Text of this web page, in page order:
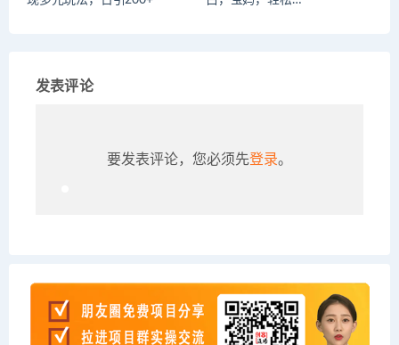
发表评论
要发表评论，您必须先登录。